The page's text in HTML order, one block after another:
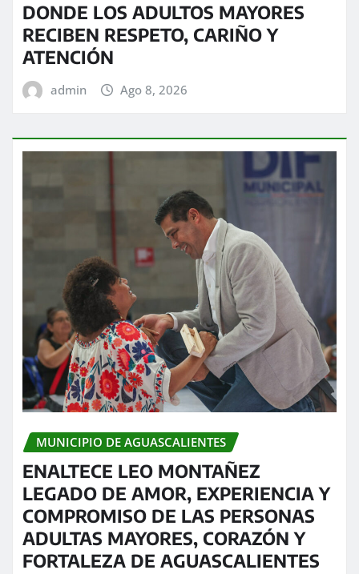
DONDE LOS ADULTOS MAYORES
RECIBEN RESPETO, CARIÑO Y
ATENCIÓN
admin Ago 8, 2026
MUNICIPIO DE AGUASCALIENTES
ENALTECE LEO MONTAÑEZ
LEGADO DE AMOR, EXPERIENCIA Y
COMPROMISO DE LAS PERSONAS
ADULTAS MAYORES, CORAZÓN Y
FORTALEZA DE AGUASCALIENTES